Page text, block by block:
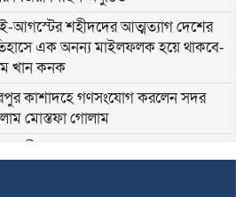
আগস্টের শহীদদের আত্মত্যাগ দেশের
এক অনন্য মাইলফলক হয়ে থাকবে-
খান কনক
কাশাদহে গণসংযোগ করলেন সদর
মোস্তফা গোলাম